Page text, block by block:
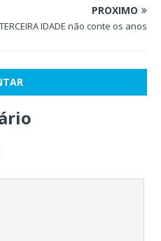
PRÓXIMO
TERCEIRA IDADE não conte os anos